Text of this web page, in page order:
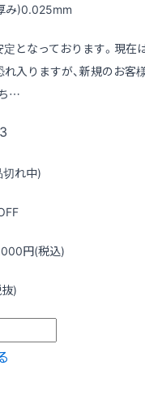
み)0.025mm
となっております。現在
入りますが、新規のお客
…
切れ中)
円(税込)
)